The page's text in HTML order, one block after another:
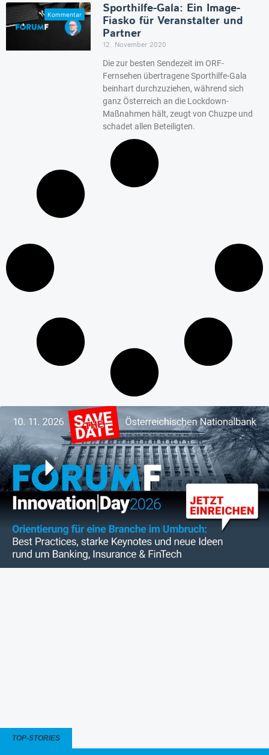
Sporthilfe-Gala: Ein Image-
Fiasko für Veranstalter und
Partner
12. November 2020
Die zur besten Sendezeit im ORF-
Fernsehen übertragene Sporthilfe-Gala
beinhart durchzuziehen, während sich
ganz Österreich an die Lockdown-
Maßnahmen hält, zeugt von Chuzpe und
schadet allen Beteiligten.
TOP-STORIES